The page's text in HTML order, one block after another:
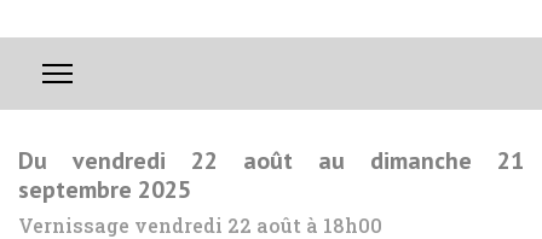
Du vendredi 22 août au dimanche 21
septembre 2025
Vernissage vendredi 22 août à 18h00